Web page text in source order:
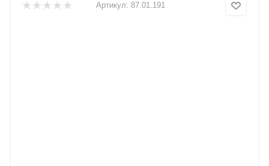
Артикул: 87.01.191